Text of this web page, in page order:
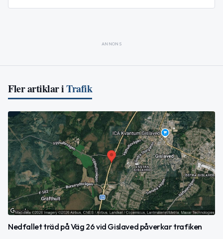
ANNONS
Fler artiklar iTrafik
Nedfallet träd på Väg 26 vid Gislaved påverkar trafiken